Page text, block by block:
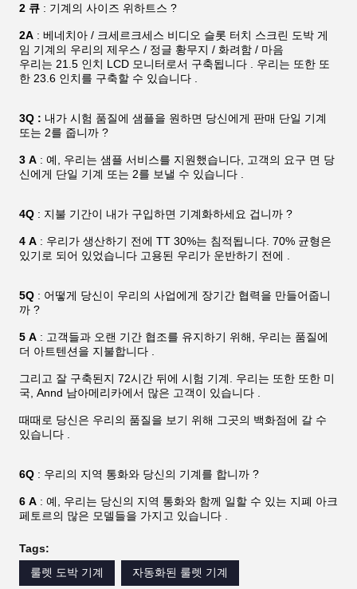
2 큐 : 기계의 사이즈 위하트스 ?
2A : 베네치아 / 크세르크세스 비디오 슬롯 터치 스크린 도박 게
임 기계의 우리의 제우스 / 정글 황무지 / 화려함 / 마음
우리는 21.5 인치 LCD 모니터로서 구축됩니다 . 우리는 또한 또
한 23.6 인치를 구축할 수 있습니다 .
3Q : 내가 시험 품질에 샘플을 원하면 당신에게 판매 단일 기계
또는 2를 줍니까 ?
3 A : 예, 우리는 샘플 서비스를 지원했습니다, 고객의 요구 면 당
신에게 단일 기계 또는 2를 보낼 수 있습니다 .
4Q : 지불 기간이 내가 구입하면 기계화하세요 겁니까 ?
4 A : 우리가 생산하기 전에 TT 30%는 침적됩니다. 70% 균형은
있기로 되어 있었습니다 고용된 우리가 운반하기 전에 .
5Q : 어떻게 당신이 우리의 사업에게 장기간 협력을 만들어줍니
까 ?
5 A : 고객들과 오랜 기간 협조를 유지하기 위해, 우리는 품질에
더 아트텐션을 지불합니다 .
그리고 잘 구축된지 72시간 뒤에 시험 기계. 우리는 또한 또한 미
국, Annd 남아메리카에서 많은 고객이 있습니다 .
때때로 당신은 우리의 품질을 보기 위해 그곳의 백화점에 갈 수
있습니다 .
6Q : 우리의 지역 통화와 당신의 기계를 합니까 ?
6 A : 예, 우리는 당신의 지역 통화와 함께 일할 수 있는 지폐 아크
페토르의 많은 모델들을 가지고 있습니다 .
Tags:
룰렛 도박 기계
자동화된 룰렛 기계